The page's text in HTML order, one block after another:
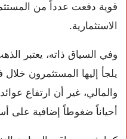
قوية دفعت عدداً من
الاستثمارية.
وفي السياق ذاته، يعتبر
يلجأ إليها المستثمرون
والمالي، غير أن ارتفاع
أحياناً ضغوطاً إضافية على